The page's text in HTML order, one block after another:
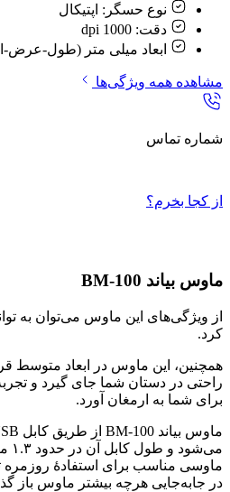
نوع حسگر: اپتيکال
دقت: 1000 dpi
ابعاد میلی متر (طول-عرض-
مشاهده همه ویژگی‌ها
شماره تماس
از کجا بخرم؟
ماوس بیاند BM-100
از ویژگی‌های این ماوس می‌توان به
کرد.
همچنین، این ماوس در ابعاد متوسط
راحتی در دستان شما جای گیرد و
برای شما به ارمغان آورد.
ماوسی مناسب برای استفادۀ روزمره
در جابه‌جایی هرچه بیشتر ماوس باز